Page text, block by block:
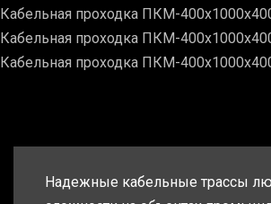
Кабельная проходка ПКМ-
Кабельная проходка ПКМ-
Кабельная проходка ПКМ-
Надежные кабельные трассы